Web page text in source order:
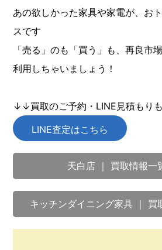
あの欲しかった家具や家電が、お
スです
「売る」のも「買う」も、再良市
利用しちゃいましょう！
↓↓買取のご予約・LINE見積もり
LINE査定はこちら
天白店 ｜ 買取情報一
キッチンダイニング家具 ｜ 買